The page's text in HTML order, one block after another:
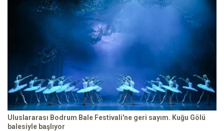
Uluslararası Bodrum Bale Festivali'ne geri sayım. Kuğu Gölü
balesiyle başlıyor